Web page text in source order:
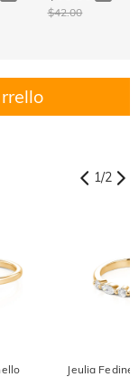
$42.00
1/2
Jeulia